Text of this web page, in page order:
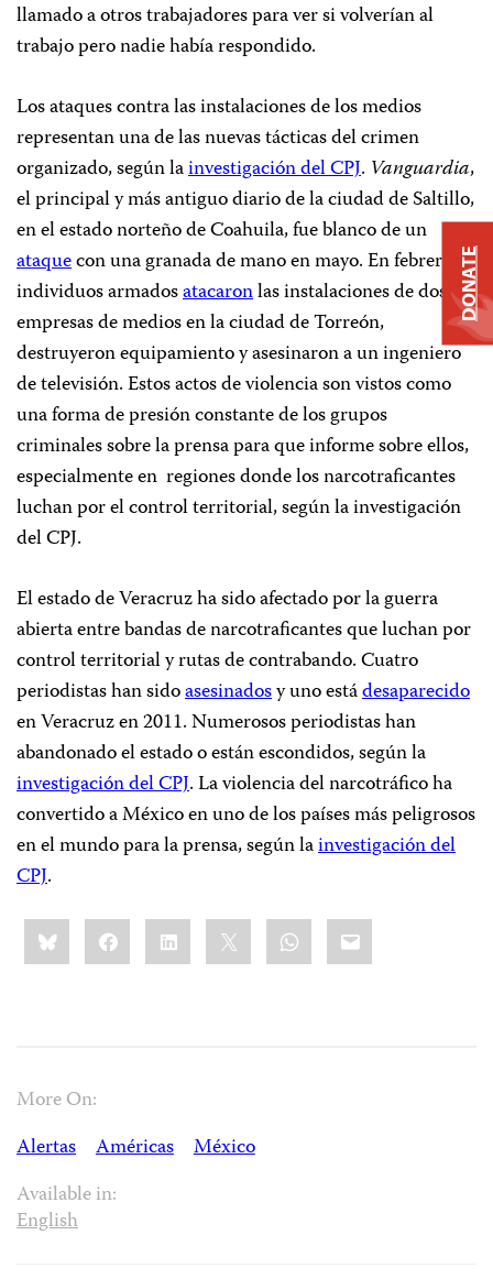
llamado a otros trabajadores para ver si volverían al
trabajo pero nadie había respondido.
Los ataques contra las instalaciones de los medios
representan una de las nuevas tácticas del crimen
organizado, según lainvestigación del CPJ. Vanguardia,
el principal y más antiguo diario de la ciudad de Saltillo,
en el estado norteño de Coahuila, fue blanco de un
ataquecon una granada de mano en mayo. En febrero,
individuos armadosatacaronlas instalaciones de dos
empresas de medios en la ciudad de Torreón,
destruyeron equipamiento y asesinaron a un ingeniero
de televisión. Estos actos de violencia son vistos como
una forma de presión constante de los grupos
criminales sobre la prensa para que informe sobre ellos,
especialmente en regiones donde los narcotraficantes
luchan por el control territorial, según la investigación
del CPJ.
El estado de Veracruz ha sido afectado por la guerra
abierta entre bandas de narcotraficantes que luchan por
control territorial y rutas de contrabando. Cuatro
periodistas han sidoasesinadosy uno estádesaparecido
en Veracruz en 2011. Numerosos periodistas han
abandonado el estado o están escondidos, según la
investigación del CPJ. La violencia del narcotráfico ha
convertido a México en uno de los países más peligrosos
en el mundo para la prensa, según lainvestigación del
CPJ.
Share
this:BlueskyFacebookLinkedIn WhatsApp
Email
More On:
Alertas
Américas
México
Available in:
English
DONATE